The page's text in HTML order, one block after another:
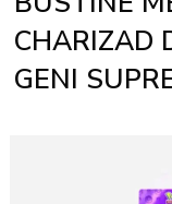
CHARIZAD
GENI